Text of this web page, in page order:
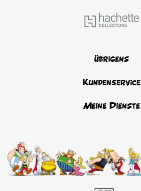
übrigens
Kundenservice
Meine Dienste